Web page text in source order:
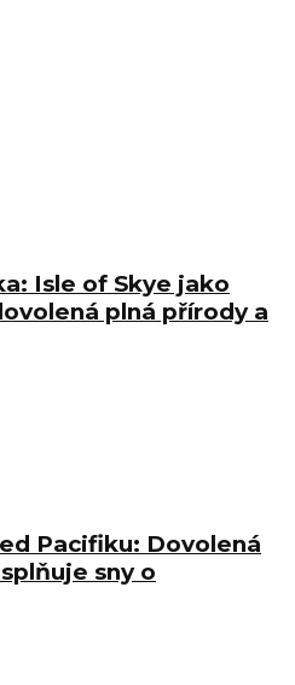
Isle of Skye jako
plná přírody a
Pacifiku: Dovolená
sny o